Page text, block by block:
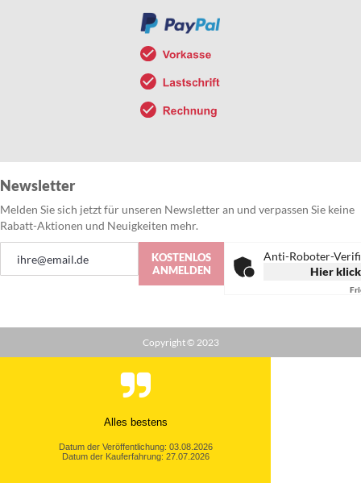
Newsletter
Melden Sie sich jetzt für unseren Newsletter an und verpassen Sie keine
Rabatt-Aktionen und Neuigkeiten mehr.
zum
KOSTENLOS
ANMELDEN
Anti-Roboter-
Hier
Copyright © 2023
Alles bestens
Datum der Veröffentlichung: 03.08.2026
Datum der Kauferfahrung: 27.07.2026